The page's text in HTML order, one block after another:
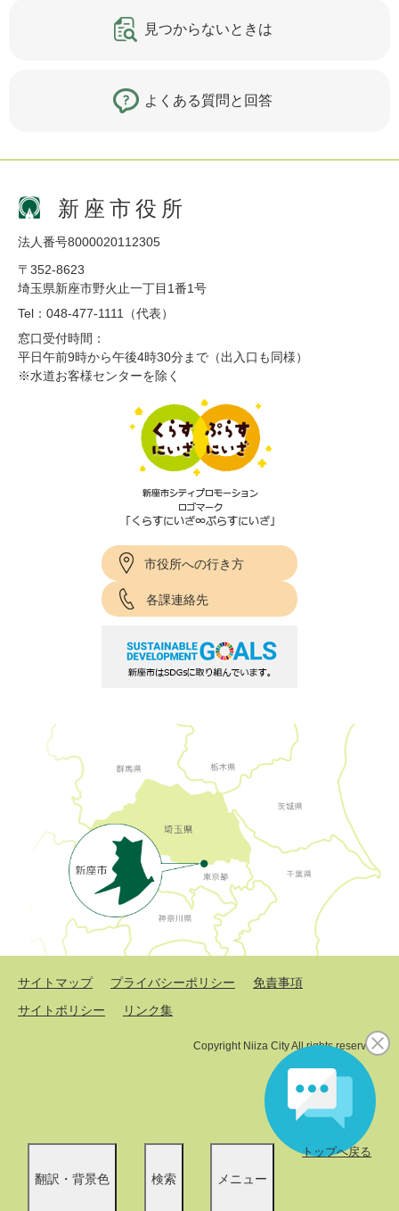
翻訳・背景色 検索 メニュー
トップへ戻る
見つからないときは
よくある質問と回答
新座市役所
法人番号8000020112305
〒352-8623
埼玉県新座市野火止一丁目1番1号
Tel：048-477-1111（代表）
窓口受付時間：
平日午前9時から午後4時30分まで（出入口も同様）
※水道お客様センターを除く
市役所への行き方
各課連絡先
サイトマップ プライバシーポリシー
免責事項
サイトポリシー
リンク集
Copyright Niiza City All rights reserved.